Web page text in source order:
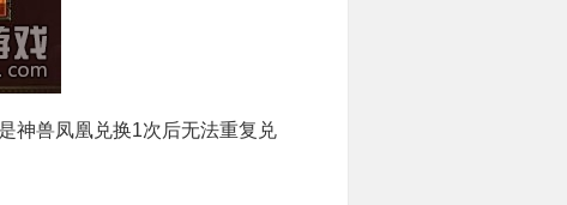
神兽凤凰兑换1次后无法重复兑